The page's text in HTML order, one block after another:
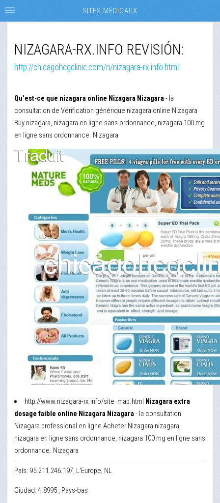
NIZAGARA-RX.INFO REVISIÓN:
http://chicagohcgclinic.com/n/nizagara-rx.info.html
Qu'est-ce que nizagara online Nizagara Nizagara- la
consultation de Vérification générique nizagara online Nizagara
Buy nizagara, nizagara en ligne sans ordonnance, nizagara 100 mg
en ligne sans ordonnance. Nizagara
http://www.nizagara-rx.info/site_map.html Nizagara extra
dosage faible online Nizagara Nizagara- la consultation
Nizagara professional en ligne Acheter Nizagara nizagara,
nizagara en ligne sans ordonnance, nizagara 100 mg en ligne sans
ordonnance. Nizagara
País: 95.211.246.197, L'Europe, NL
Ciudad: 4.8995 , Pays-bas
SITES MÉDICAUX